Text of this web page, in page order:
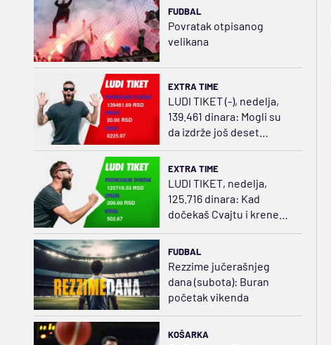
FUDBAL
Povratak otpisanog
velikana
EXTRA TIME
LUDI TIKET (-), nedelja,
139.461 dinara: Mogli su
da izdrže još deset
EXTRA TIME
LUDI TIKET, nedelja,
125.716 dinara: Kad
dočekaš Cvajtu i kreneš
FUDBAL
Rezzime jučerašnjeg
dana (subota): Buran
početak vikenda
KOŠARKA